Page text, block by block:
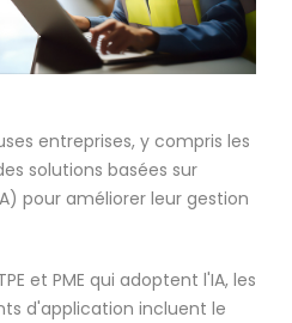
entreprises, y compris les
solutions basées sur
pour améliorer leur gestion
et PME qui adoptent l'IA, les
d'application incluent le